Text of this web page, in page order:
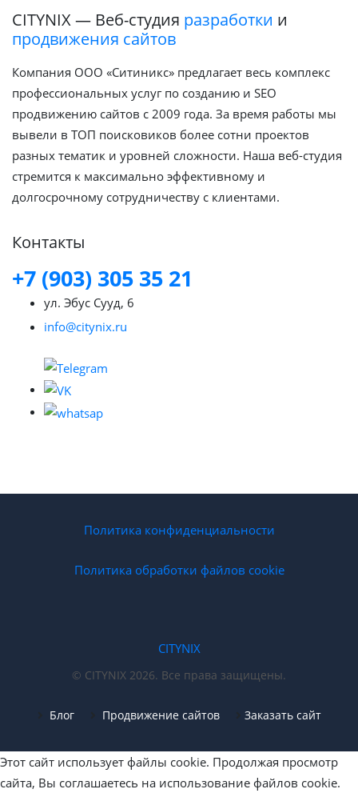
CITYNIX — Веб-студия разработки и
продвижения сайтов
Компания ООО «Ситиникс» предлагает весь комплекс
профессиональных услуг по созданию и SEO
продвижению сайтов с 2009 года. За время работы мы
вывели в ТОП поисковиков более сотни проектов
разных тематик и уровней сложности. Наша веб-студия
стремится к максимально эффективному и
долгосрочному сотрудничеству с клиентами.
Контакты
+7 (903) 305 35 21
ул. Эбус Сууд, 6
info@citynix.ru
Политика конфиденциальности
Политика обработки файлов cookie
CITYNIX
© CITYNIX 2026. Все права защищены.
Блог Продвижение сайтов Заказать сайт
Этот сайт использует файлы cookie. Продолжая просмотр
сайта, Вы соглашаетесь на использование файлов cookie.